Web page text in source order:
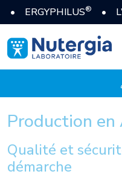
®•
Production en
Qualité et
démarche